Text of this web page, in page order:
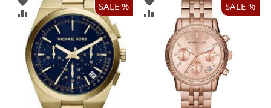
SALE %
WUNSCHLISTE
HINZUFÜGEN
ZUR
VERGLEICHSLISTE
HINZUFÜGEN
SALE %
WUNSCHLISTE
HINZUFÜGEN
ZUR
VERGLEICHSLISTE
HINZUFÜGEN